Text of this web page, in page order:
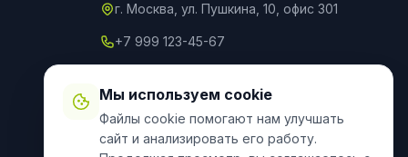
г. Москва, ул. Пушкина, 10, офис 301
+7 999 123-45-67
Пн–Пт: 9:00–20:00, Сб–Вс: 10:00–
18:00
Мы используем cookie
Файлы cookie помогают нам улучшать
сайт и анализировать его работу.